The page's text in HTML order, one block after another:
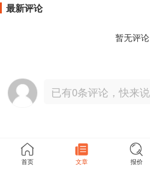
最新评论
暂无评论
首页 文章 报价